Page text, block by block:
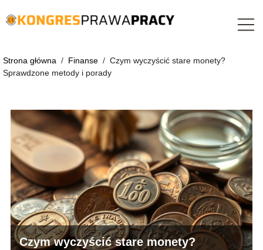
Strona główna / Finanse / Czym wyczyścić stare monety?
Sprawdzone metody i porady
Czym wyczyścić stare monety?